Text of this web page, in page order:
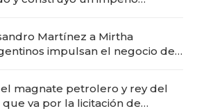
Martínez a Mirtha
impulsan el negocio del
magnate petrolero y rey del
va por la licitación de